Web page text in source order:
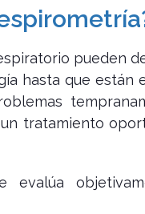
pueden
hasta que están
tratamiento
evalúa